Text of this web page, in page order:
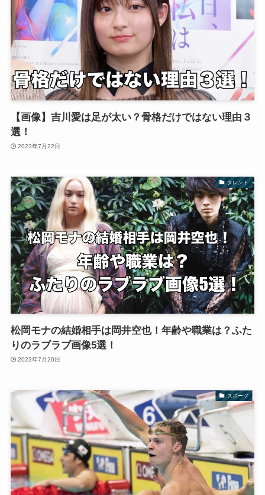
【画像】吉川愛は足が太い？骨格だけではない理由３
選！
2023年7月22日
タレント
松岡モナの結婚相手は岡井空也！年齢や職業は？ふた
りのラブラブ画像5選！
2023年7月20日
スポーツ